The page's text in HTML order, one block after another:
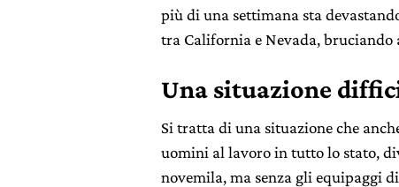
più di una settimana sta
tra California e Nevada,
Una situazione
Si tratta di una situazione che
uomini al lavoro in tutto lo stato,
novemila, ma senza gli equipaggi